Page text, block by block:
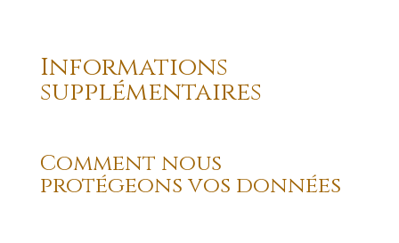
Informations
supplémentaires
Comment nous
protégeons vos données